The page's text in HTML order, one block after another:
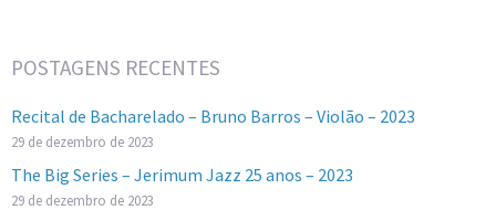
POSTAGENS RECENTES
Recital de Bacharelado – Bruno Barros – Violão – 2023
29 de dezembro de 2023
The Big Series – Jerimum Jazz 25 anos – 2023
29 de dezembro de 2023